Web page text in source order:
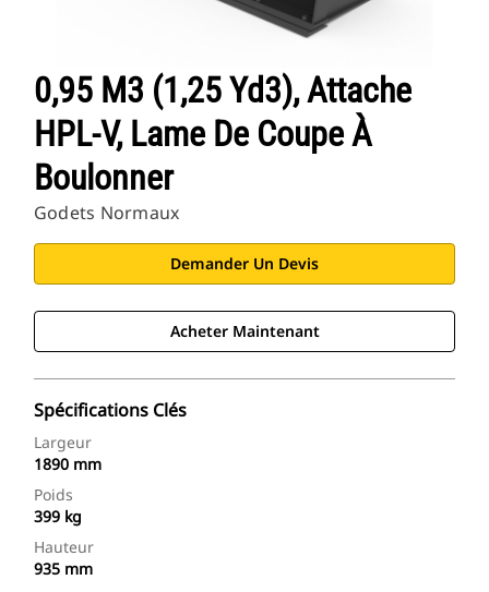
0,95 M3 (1,25 Yd3), Attache
HPL-V, Lame De Coupe À
Boulonner
Godets Normaux
Demander Un Devis
Acheter Maintenant
Spécifications Clés
Largeur
1890 mm
Poids
399 kg
Hauteur
935 mm